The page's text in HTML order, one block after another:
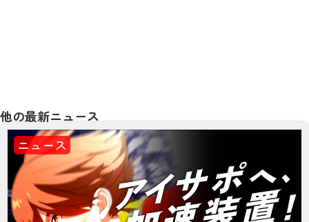
他の最新ニュース
ニュース